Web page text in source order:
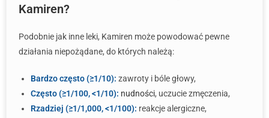
Kamiren?
Podobnie jak inne leki, Kamiren może powodować pewne
działania niepożądane, do których należą:
Bardzo często (≥1/10): zawroty i bóle głowy,
Często (≥1/100, <1/10): nudności, uczucie zmęczenia,
Rzadziej (≥1/1,000, <1/100): reakcje alergiczne,